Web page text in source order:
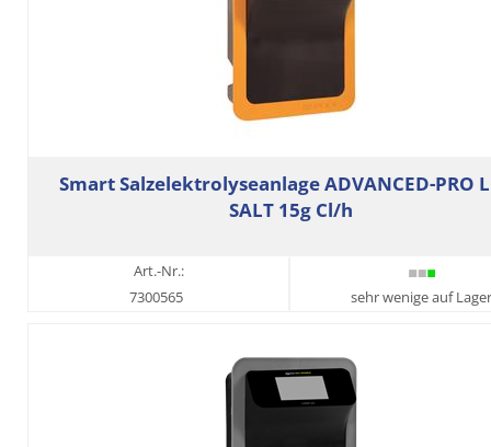
Smart Salzelektrolyseanlage ADVANCED-PRO
SALT 15g Cl/h
Art.-Nr.:
7300565
sehr wenige auf Lager